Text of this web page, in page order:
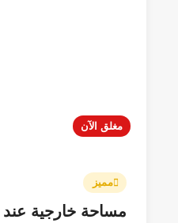
مغلق الآن
مميز